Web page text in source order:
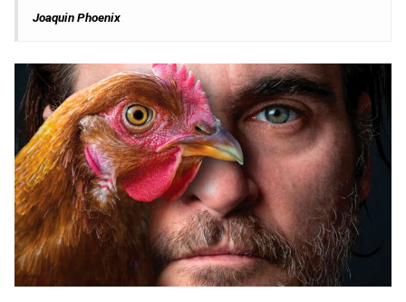
Joaquin Phoenix